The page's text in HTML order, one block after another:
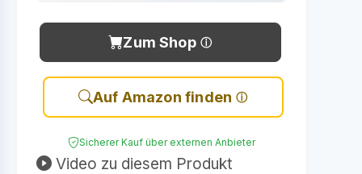
Zum Shop
Auf Amazon finden
Sicherer Kauf über externen Anbieter
Video zu diesem Produkt